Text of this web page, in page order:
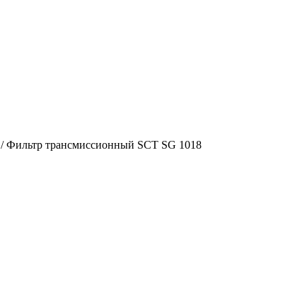
/ Фильтр трансмиссионный SCT SG 1018